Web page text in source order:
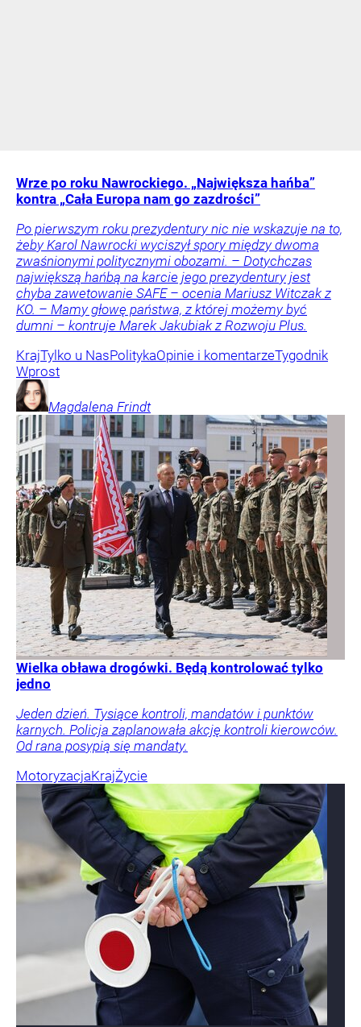
Wrze po roku Nawrockiego. „Największa hańba”
kontra „Cała Europa nam go zazdrości”
Po pierwszym roku prezydentury nic nie wskazuje na to,
żeby Karol Nawrocki wyciszył spory między dwoma
zwaśnionymi politycznymi obozami. – Dotychczas
największą hańbą na karcie jego prezydentury jest
chyba zawetowanie SAFE – ocenia Mariusz Witczak z
KO. – Mamy głowę państwa, z której możemy być
dumni – kontruje Marek Jakubiak z Rozwoju Plus.
KrajTylko u NasPolitykaOpinie i komentarzeTygodnik
Wprost
Magdalena Frindt
Wielka obława drogówki. Będą kontrolować tylko
jedno
Jeden dzień. Tysiące kontroli, mandatów i punktów
karnych. Policja zaplanowała akcję kontroli kierowców.
Od rana posypią się mandaty.
MotoryzacjaKrajŻycie